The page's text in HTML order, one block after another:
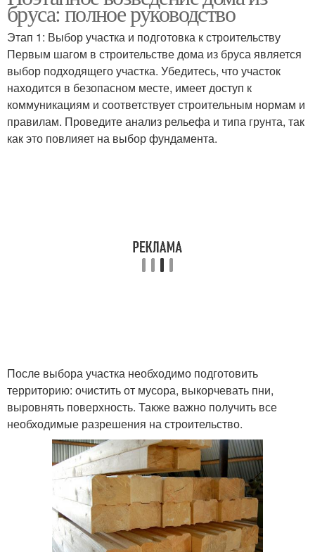
бруса: полное руководство
Этап 1: Выбор участка и подготовка к строительству
Первым шагом в строительстве дома из бруса является
выбор подходящего участка. Убедитесь, что участок
находится в безопасном месте, имеет доступ к
коммуникациям и соответствует строительным нормам и
правилам. Проведите анализ рельефа и типа грунта, так
как это повлияет на выбор фундамента.
После выбора участка необходимо подготовить
территорию: очистить от мусора, выкорчевать пни,
выровнять поверхность. Также важно получить все
необходимые разрешения на строительство.